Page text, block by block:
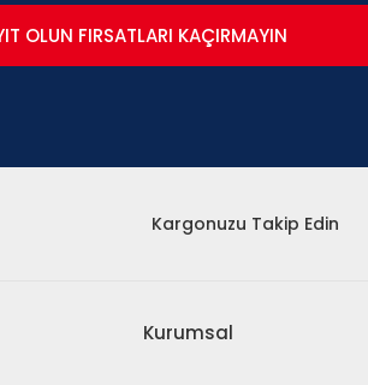
OLUN FIRSATLARI KAÇIRMAYIN
Kargonuzu Takip Edin
Kurumsal